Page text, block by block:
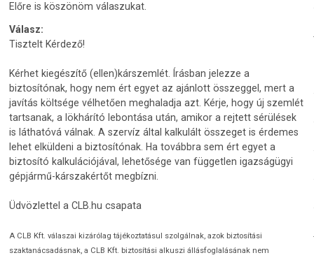
Előre is köszönöm válaszukat.
Válasz:
Tisztelt Kérdező!
Kérhet kiegészítő (ellen)kárszemlét. Írásban jelezze a
biztosítónak, hogy nem ért egyet az ajánlott összeggel, mert a
javítás költsége vélhetően meghaladja azt. Kérje, hogy új szemlét
tartsanak, a lökhárító lebontása után, amikor a rejtett sérülések
is láthatóvá válnak. A szervíz által kalkulált összeget is érdemes
lehet elküldeni a biztosítónak. Ha továbbra sem ért egyet a
biztosító kalkulációjával, lehetősége van független igazságügyi
gépjármű-kárszakértőt megbízni.
Üdvözlettel a CLB.hu csapata
A CLB Kft. válaszai kizárólag tájékoztatásul szolgálnak, azok biztosítási
szaktanácsadásnak, a CLB Kft. biztosítási alkuszi állásfoglalásának nem